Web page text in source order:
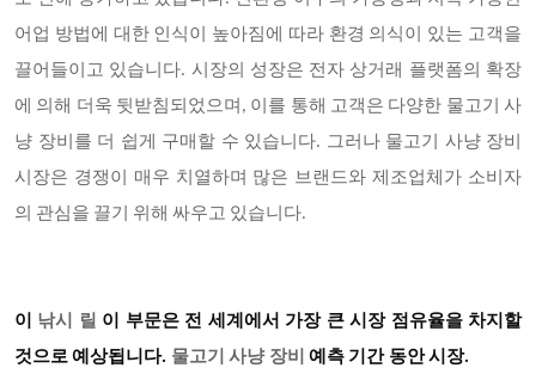
어업 방법에 대한 인식이 높아짐에 따라 환경 의식이 있는 고객을
끌어들이고 있습니다. 시장의 성장은 전자 상거래 플랫폼의 확장
에 의해 더욱 뒷받침되었으며, 이를 통해 고객은 다양한 물고기 사
냥 장비를 더 쉽게 구매할 수 있습니다. 그러나 물고기 사냥 장비
시장은 경쟁이 매우 치열하며 많은 브랜드와 제조업체가 소비자
의 관심을 끌기 위해 싸우고 있습니다.
이 낚시 릴 이 부문은 전 세계에서 가장 큰 시장 점유율을 차지할
것으로 예상됩니다. 물고기 사냥 장비예측 기간 동안 시장.